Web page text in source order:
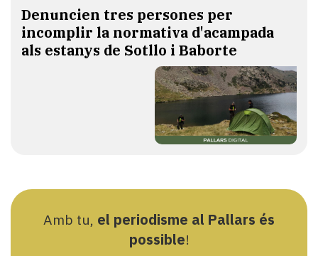
Denuncien tres persones per
incomplir la normativa d'acampada
als estanys de Sotllo i Baborte
Amb tu, el periodisme al Pallars és
possible!